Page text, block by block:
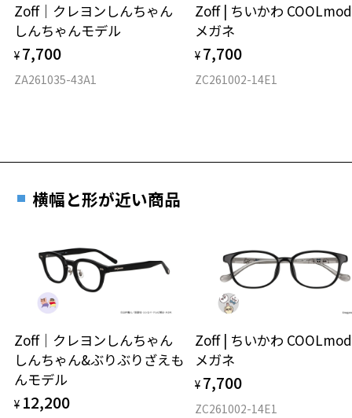
材質
Zoff｜クレヨンしんちゃん
しんちゃんモデル
¥ 7,700
ZA261035-43A1
Zoff | ちいかわ
メガネ
¥ 7,700
ZC261002-14E1
横幅と形が近い商品
Zoff｜クレヨンしんちゃん
しんちゃん&ぶりぶりざえも
んモデル
¥ 12,200
Zoff | ちいかわ
メガネ
¥ 7,700
ZC261002-14E1